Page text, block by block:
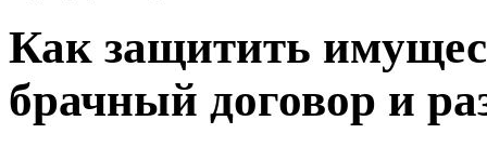
Как защитить
брачный договор и